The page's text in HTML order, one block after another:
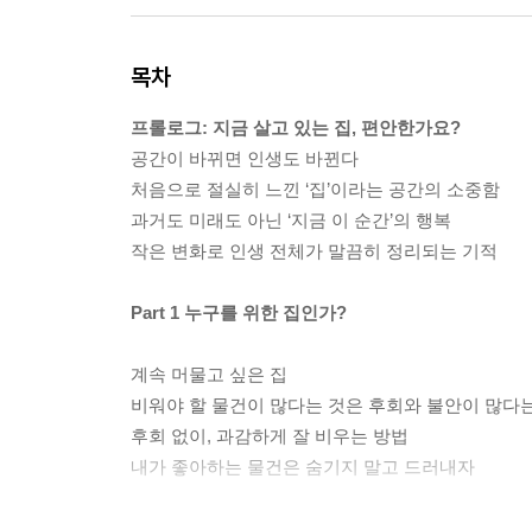
목차
프롤로그: 지금 살고 있는 집, 편안한가요?
공간이 바뀌면 인생도 바뀐다
처음으로 절실히 느낀 ‘집’이라는 공간의 소중함
과거도 미래도 아닌 ‘지금 이 순간’의 행복
작은 변화로 인생 전체가 말끔히 정리되는 기적
Part 1 누구를 위한 집인가?
계속 머물고 싶은 집
비워야 할 물건이 많다는 것은 후회와 불안이 많다
후회 없이, 과감하게 잘 비우는 방법
내가 좋아하는 물건은 숨기지 말고 드러내자